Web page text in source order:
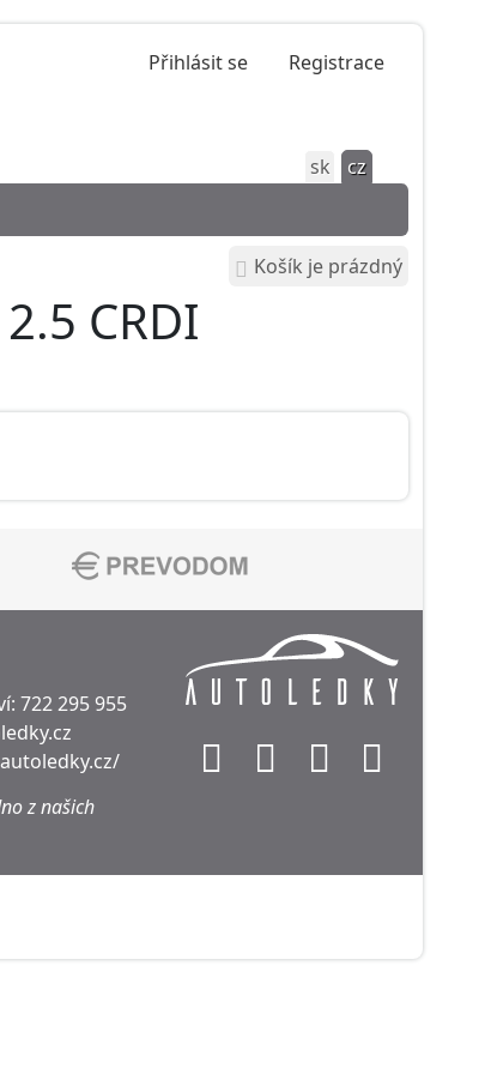
Přihlásit se Registrace
sk
cz
Košík je prázdný
CRDI
722 295 955
z našich